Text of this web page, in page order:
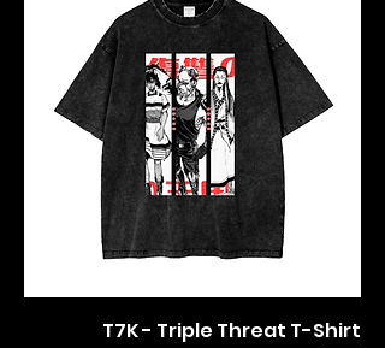
T7K - Triple Threat T-Shirt